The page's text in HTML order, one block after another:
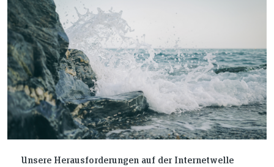
Unsere Herausforderungen auf der Internetwelle